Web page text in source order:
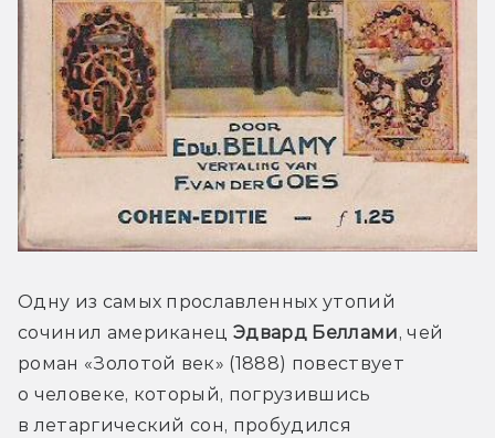
Одну из самых прославленных утопий
сочинил американец Эдвард Беллами, чей
роман «Золотой век» (1888) повествует
о человеке, который, погрузившись
в летаргический сон, пробудился